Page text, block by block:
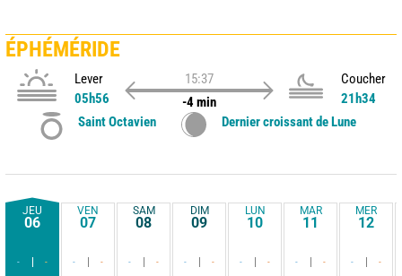
ÉPHÉMÉRIDE
Lever
05h56
15:37
-4 min
Coucher
21h34
Saint Octavien
Dernier croissant de Lune
JEU
06
- -
VEN
07
- -
SAM
08
- -
DIM
09
- -
LUN
10
- -
MAR
11
- -
MER
12
- -